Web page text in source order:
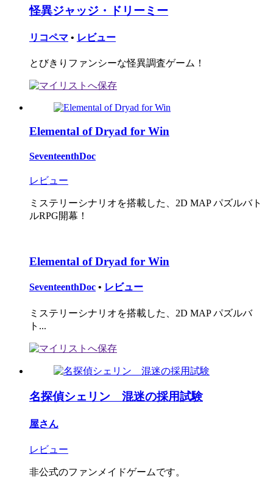
怪異ジャッジ・ドリーミー
リコペマ • レビュー
とびきりファンシーな怪異調査ゲーム！
Elemental of Dryad for Win
SeventeenthDoc
レビュー
ミステリーシナリオを搭載した、2D MAP パズルバト
ルRPG開幕！
Elemental of Dryad for Win
SeventeenthDoc • レビュー
ミステリーシナリオを搭載した、2D MAP パズルバ
ト...
名探偵シェリン 混迷の採用試験
屋さん
レビュー
非公式のファンメイドゲームです。